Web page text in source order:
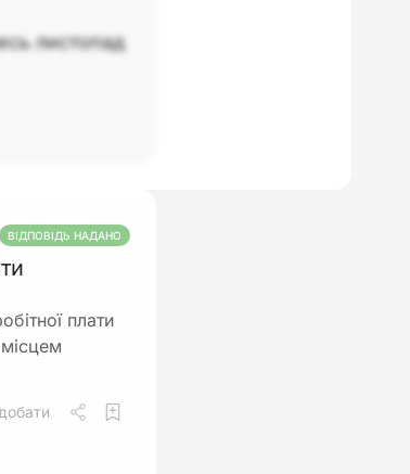
листопад
ВІДПОВІДЬ НАДАНО
плати